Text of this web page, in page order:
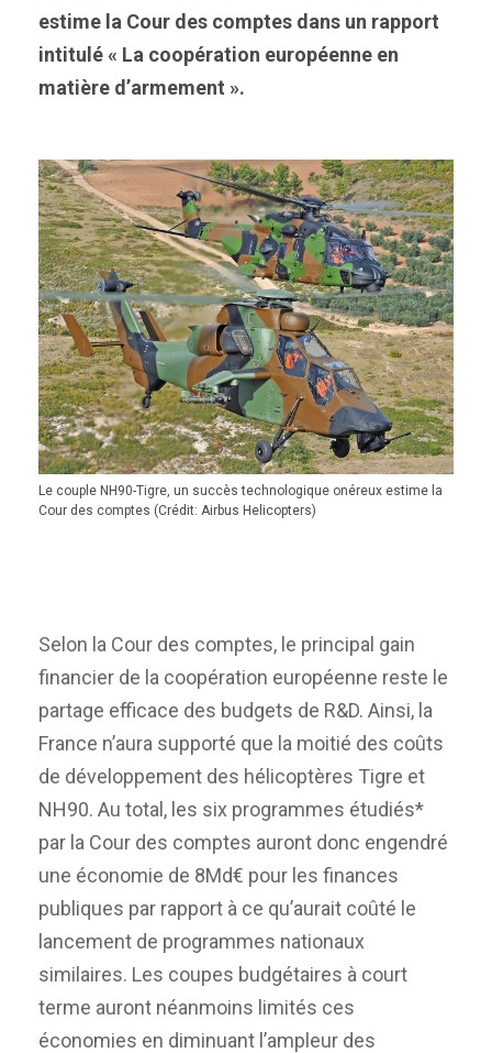
estime la Cour des comptes dans un rapport
intitulé « La coopération européenne en
matière d’armement ».
Le couple NH90-Tigre, un succès technologique onéreux estime la
Cour des comptes (Crédit: Airbus Helicopters)
Selon la Cour des comptes, le principal gain
financier de la coopération européenne reste le
partage efficace des budgets de R&D. Ainsi, la
France n’aura supporté que la moitié des coûts
de développement des hélicoptères Tigre et
NH90. Au total, les six programmes étudiés*
par la Cour des comptes auront donc engendré
une économie de 8Md€ pour les finances
publiques par rapport à ce qu’aurait coûté le
lancement de programmes nationaux
similaires. Les coupes budgétaires à court
terme auront néanmoins limités ces
économies en diminuant l’ampleur des